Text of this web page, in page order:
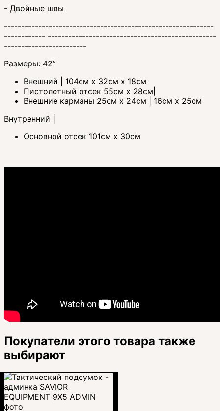
- Двойные швы
-------------------------------------------------------------
------------ -------------------------------------------------
------------------------
Размеры: 42”
Внешний | 104см x 32см x 18см
Пистолетный отсек 55см x 28см|
Внешние карманы 25см x 24см | 16см х 25см
Внутренний |
Основной отсек 101см x 30см
Покупатели этого товара также
выбирают